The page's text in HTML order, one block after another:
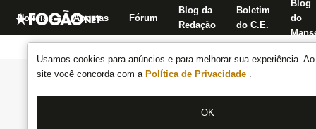
Usamos cookies para anúncios e para melhorar sua experiência.
site você concorda com a Política de Privacidade .
OK
Notícias Apostas Fórum
Blog da
Redação
Boletim
do C.E.
Blog
do